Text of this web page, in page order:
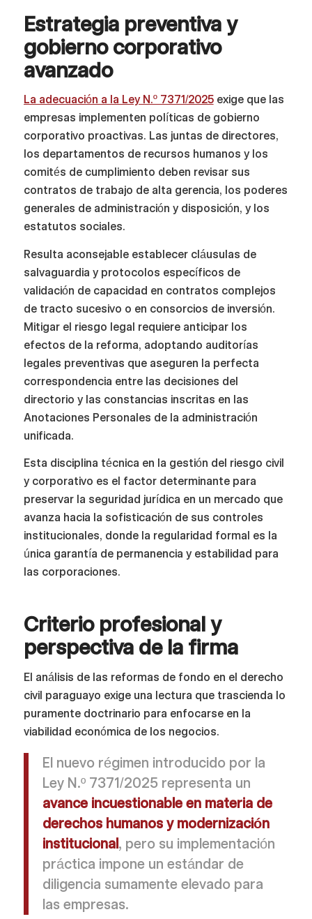
Estrategia preventiva y
gobierno corporativo
avanzado
La adecuación a la Ley N.º 7371/2025exige que las
empresas implementen políticas de gobierno
corporativo proactivas. Las juntas de directores,
los departamentos de recursos humanos y los
comités de cumplimiento deben revisar sus
contratos de trabajo de alta gerencia, los poderes
generales de administración y disposición, y los
estatutos sociales.
Resulta aconsejable establecer cláusulas de
salvaguardia y protocolos específicos de
validación de capacidad en contratos complejos
de tracto sucesivo o en consorcios de inversión.
Mitigar el riesgo legal requiere anticipar los
efectos de la reforma, adoptando auditorías
legales preventivas que aseguren la perfecta
correspondencia entre las decisiones del
directorio y las constancias inscritas en las
Anotaciones Personales de la administración
unificada.
Esta disciplina técnica en la gestión del riesgo civil
y corporativo es el factor determinante para
preservar la seguridad jurídica en un mercado que
avanza hacia la sofisticación de sus controles
institucionales, donde la regularidad formal es la
única garantía de permanencia y estabilidad para
las corporaciones.
Criterio profesional y
perspectiva de la firma
El análisis de las reformas de fondo en el derecho
civil paraguayo exige una lectura que trascienda lo
puramente doctrinario para enfocarse en la
viabilidad económica de los negocios.
El nuevo régimen introducido por la
Ley N.º 7371/2025 representa un
avance incuestionable en materia de
derechos humanos y modernización
institucional, pero su implementación
práctica impone un estándar de
diligencia sumamente elevado para
las empresas.